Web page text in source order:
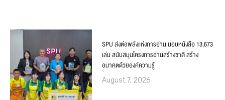
SPU ส่งต่อพลังแห่งการอ่าน มอบหนังสือ 13,673
เล่ม สนับสนุนโครงการอ่านสร้างชาติ สร้าง
อนาคตด้วยองค์ความรู้
August 7, 2026